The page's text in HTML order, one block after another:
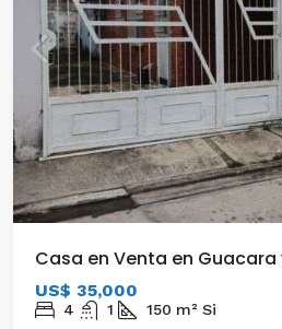
Casa en Venta en Guacara
US$ 35,000
4 1 150 m² Si